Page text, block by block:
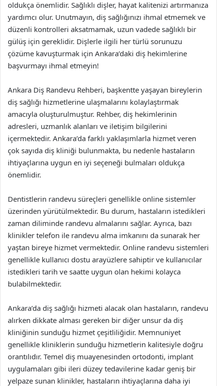
oldukça önemlidir. Sağlıklı dişler, hayat kalitenizi artırmanıza
yardımcı olur. Unutmayın, diş sağlığınızı ihmal etmemek ve
düzenli kontrolleri aksatmamak, uzun vadede sağlıklı bir
gülüş için gereklidir. Dişlerle ilgili her türlü sorunuzu
çözüme kavuşturmak için Ankara’daki diş hekimlerine
başvurmayı ihmal etmeyin!
Ankara Diş Randevu Rehberi, başkentte yaşayan bireylerin
diş sağlığı hizmetlerine ulaşmalarını kolaylaştırmak
amacıyla oluşturulmuştur. Rehber, diş hekimlerinin
adresleri, uzmanlık alanları ve iletişim bilgilerini
içermektedir. Ankara’da farklı yaklaşımlarla hizmet veren
çok sayıda diş kliniği bulunmakta, bu nedenle hastaların
ihtiyaçlarına uygun en iyi seçeneği bulmaları oldukça
önemlidir.
Dentistlerin randevu süreçleri genellikle online sistemler
üzerinden yürütülmektedir. Bu durum, hastaların istedikleri
zaman diliminde randevu almalarını sağlar. Ayrıca, bazı
klinikler telefon ile randevu alma imkanını da sunarak her
yaştan bireye hizmet vermektedir. Online randevu sistemleri
genellikle kullanıcı dostu arayüzlere sahiptir ve kullanıcılar
istedikleri tarih ve saatte uygun olan hekimi kolayca
bulabilmektedir.
Ankara’da diş sağlığı hizmeti alacak olan hastaların, randevu
alırken dikkate alması gereken bir diğer unsur da diş
kliniğinin sunduğu hizmet çeşitliliğidir. Memnuniyet
genellikle kliniklerin sunduğu hizmetlerin kalitesiyle doğru
orantılıdır. Temel diş muayenesinden ortodonti, implant
uygulamaları gibi ileri düzey tedavilerine kadar geniş bir
yelpaze sunan klinikler, hastaların ihtiyaçlarına daha iyi